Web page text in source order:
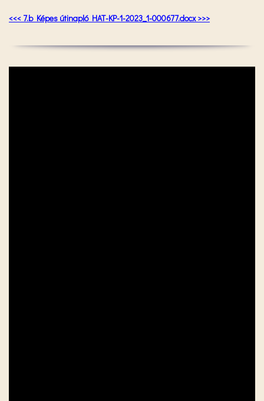
<<< 7.b Képes útinapló HAT-KP-1-2023_1-000677.docx >>>